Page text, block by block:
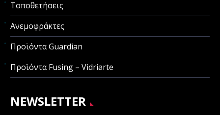
Τοποθετήσεις
Ανεμοφράκτες
Προϊόντα Guardian
Προϊόντα Fusing – Vidriarte
NEWSLETTER